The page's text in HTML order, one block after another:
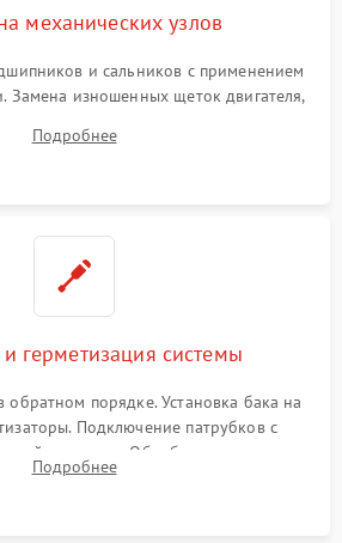
механических узлов
и сальников с применением
Замена изношенных щеток двигателя,
резиновой манжеты.
Подробнее
герметизация системы
обратном порядке. Установка бака на
Подключение патрубков с
хомутами. Обработка стыков
возможных протечек воды.
Подробнее